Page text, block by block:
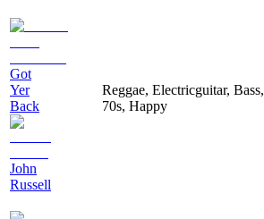
Got
Yer
Back
John
Russell
Reggae, Electricguitar, Bass,
70s, Happy